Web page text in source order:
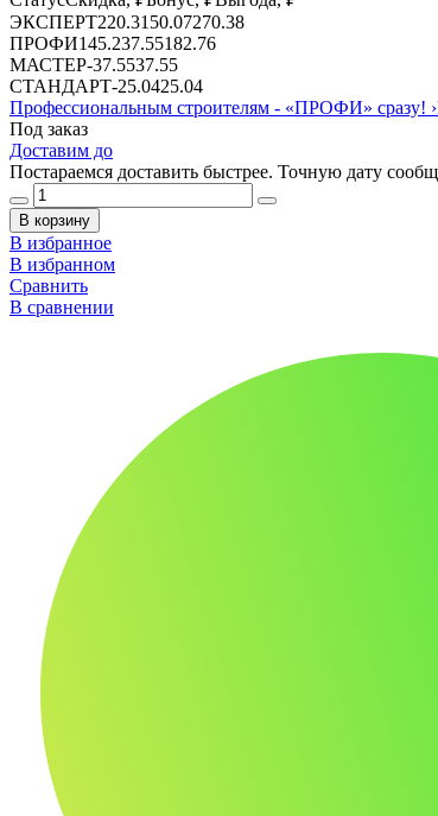
ЭКСПЕРТ220.31 50.07270.38
ПРОФИ145.237.55182.76
МАСТЕР-37.5537.55
СТАНДАРТ-25.0425.04
Профессиональным строителям - «ПРОФИ» сразу! ›
Под заказ
Доставим до
Постараемся доставить быстрее. Точную дату
В корзину
В избранное
В избранном
Сравнить
В сравнении